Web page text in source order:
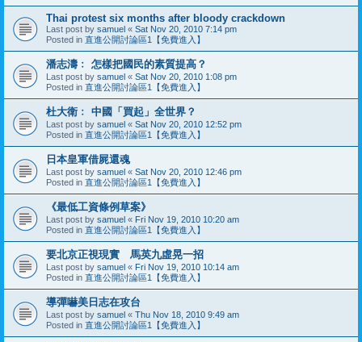
Thai protest six months after bloody crackdown
Last post by samuel « Sat Nov 20, 2010 7:14 pm
Posted in 直進公開討論區1【免費進入】
潘志濤﹕ 怎樣把國民的素質提高？
Last post by samuel « Sat Nov 20, 2010 1:08 pm
Posted in 直進公開討論區1【免費進入】
杜大衛﹕ 中國「買起」全世界？
Last post by samuel « Sat Nov 20, 2010 12:52 pm
Posted in 直進公開討論區1【免費進入】
日本皇軍借屍還魂
Last post by samuel « Sat Nov 20, 2010 12:46 pm
Posted in 直進公開討論區1【免費進入】
《最低工資條例草案》
Last post by samuel « Fri Nov 19, 2010 10:20 am
Posted in 直進公開討論區1【免費進入】
要北京正視現實 馬英九虛晃一招
Last post by samuel « Fri Nov 19, 2010 10:14 am
Posted in 直進公開討論區1【免費進入】
導彈嚇美日志在攻台
Last post by samuel « Thu Nov 18, 2010 9:49 am
Posted in 直進公開討論區1【免費進入】